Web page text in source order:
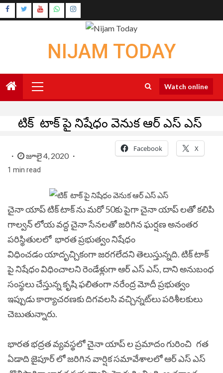
Skip
to
Instagram
NIJAM TODAY
Menu
Watch online
టిక్ టాక్ పై నిషేధం వెనుక ఆర్ ఎస్ ఎస్
జూలై 4, 2020
1 min read
Facebook X
చైనా యాప్ టిక్ టాక్ ను మరో 50కు పైగా చైనా యాప్ లతో కలిపి
గాల్వన్ లోయ వద్ద చైనా సేనలతో జరిగిన ఘర్షణ అనంతర
పరిస్థితులలో భారత ప్రభుత్వం నిషేధం
విధించడం యాదృచ్చికంగా జరగలేదని తెలుస్తున్నది. టిక్ టాక్
పై నిషేధం విధించాలని రెండేళ్లుగా ఆర్ ఎస్ ఎస్, దాని అనుబంధ
సంస్థలు చేస్తున్న కృషి ఫలితంగా నరేంద్ర మోదీ ప్రభుత్వం
ఇప్పుడు కార్యాచరణకు దిగవలసి వచ్చిన్నట్లు పరిశీలకులు
చెబుతున్నారు.
భారత భద్రత వ్యవస్థలో చైనా యాప్ ల ప్రమాదం గురించి గత
ఏడాది జైపూర్ లో జరిగిన వార్షిక సమావేశాలలో ఆర్ ఎస్ ఎస్